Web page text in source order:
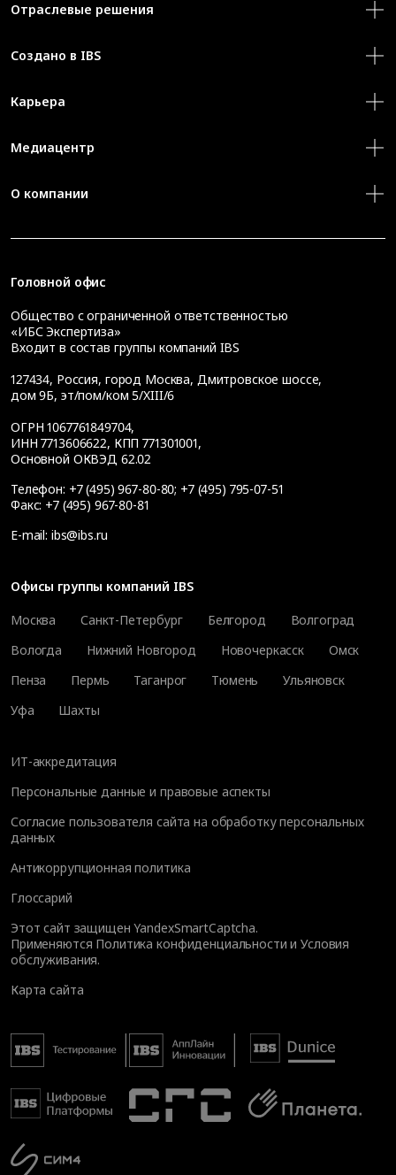
Отраслевые решения
Создано в IBS
Карьера
Медиацентр
О компании
Головной офис
Общество с ограниченной ответственностью
«ИБС Экспертиза»
Входит в состав группы компаний IBS
127434, Россия, город Москва, Дмитровское шоссе,
дом 9Б, эт/пом/ком 5/XIII/6
ОГРН 1067761849704,
ИНН 7713606622, КПП 771301001,
Основной ОКВЭД 62.02
Телефон: +7 (495) 967-80-80; +7 (495) 795-07-51
Факс: +7 (495) 967-80-81
E-mail: ibs@ibs.ru
Офисы группы компаний IBS
Москва
Санкт-Петербург Белгород
Волгоград
Вологда
Нижний Новгород Новочеркасск
Омск
Пенза
Пермь Таганрог Тюмень
Ульяновск
Уфа
Шахты
ИТ-аккредитация
Персональные данные и правовые аспекты
Согласие пользователя сайта на обработку персональных
данных
Антикоррупционная политика
Глоссарий
Этот сайт защищен YandexSmartCaptcha.
Применяются Политика конфиденциальности иУсловия
обслуживания.
Карта сайта